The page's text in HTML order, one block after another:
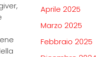
Aprile 2025
Marzo 2025
Febbraio 2025